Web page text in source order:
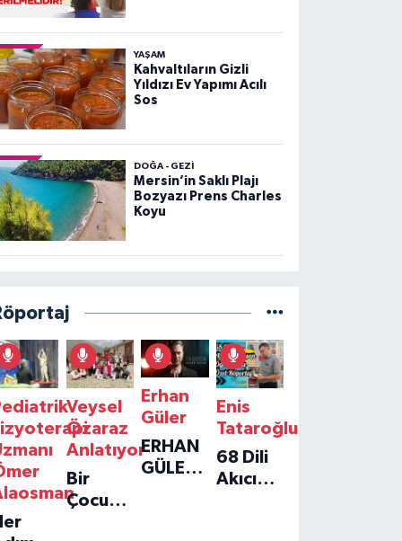
YAŞAM
Kahvaltıların Gizli
Yıldızı Ev Yapımı Acılı
Sos
DOĞA - GEZI
Mersin’in Saklı Plajı
Bozyazı Prens Charles
Koyu
Veysel
Özaraz
Anlatıyor
Bir
Çocuğun
Erhan
Güler
ERHAN
GÜLER'IN
Enis
Tataroğlu
68 Dili
Akıcı